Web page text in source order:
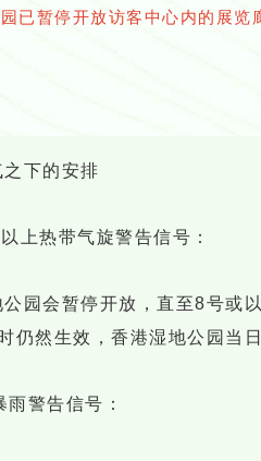
已暂停开放访客中心内的展
下的安排
上热带气旋警告信号：
园会暂停开放，直至8号或
仍然生效，香港湿地公园当
雨警告信号：